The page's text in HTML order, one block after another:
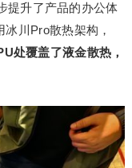
提升了产品的办公体
川Pro散热架构，
处覆盖了液金散热，